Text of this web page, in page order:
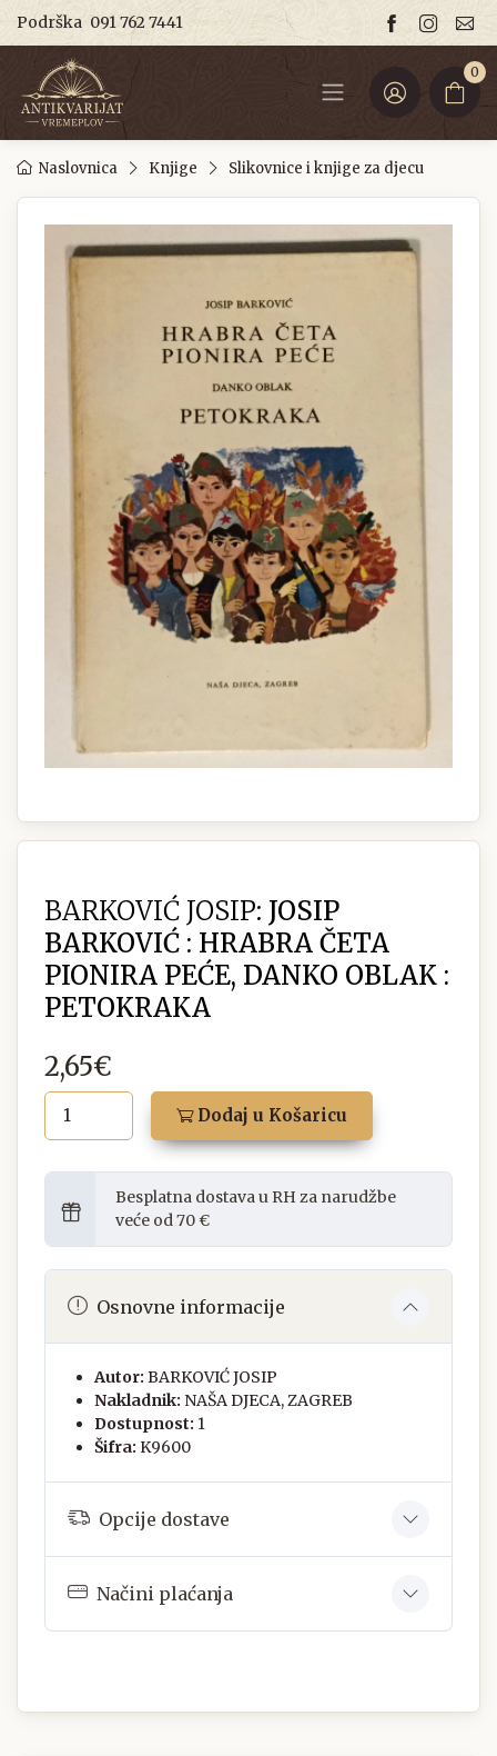
Podrška 091 762 7441
0
Naslovnica Knjige Slikovnice i knjige za djecu
BARKOVIĆ JOSIP: JOSIP
BARKOVIĆ : HRABRA ČETA
PIONIRA PEĆE, DANKO OBLAK :
PETOKRAKA
2,65€
Dodaj u Košaricu
Besplatna dostava u RH za narudžbe
veće od 70 €
Osnovne informacije
Autor: BARKOVIĆ JOSIP
Nakladnik: NAŠA DJECA, ZAGREB
Dostupnost: 1
Šifra: K9600
Opcije dostave
Načini plaćanja